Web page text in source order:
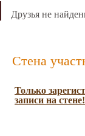
Друзья не
Стена
Только
записи на стене!